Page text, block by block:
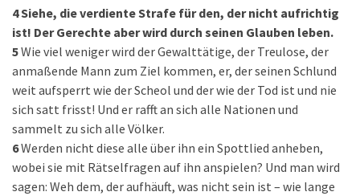
4Siehe, die verdiente Strafe für den, der nicht aufrichtig
ist! Der Gerechte aber wird durch seinen Glauben leben.
5Wie viel weniger wird der Gewalttätige, der Treulose, der
anmaßende Mann zum Ziel kommen, er, der seinen Schlund
weit aufsperrt wie der Scheol und der wie der Tod ist und nie
sich satt frisst! Und er rafft an sich alle Nationen und
sammelt zu sich alle Völker.
6Werden nicht diese alle über ihn ein Spottlied anheben,
wobei sie mit Rätselfragen auf ihn anspielen? Und man wird
sagen: Weh dem, der aufhäuft, was nicht sein ist – wie lange